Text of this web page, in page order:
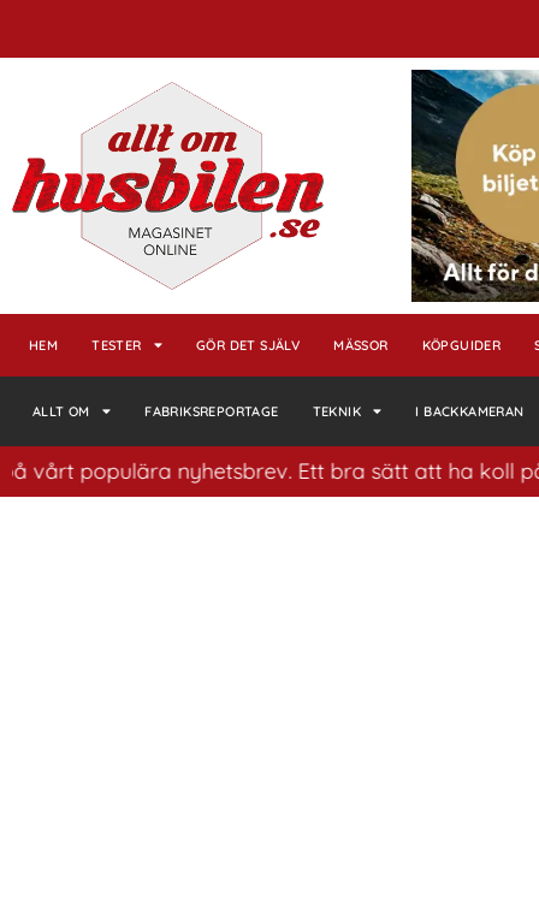
HEM TESTER GÖR DET SJÄLV MÄSSOR KÖPGUIDER
ALLT OM FABRIKSREPORTAGE TEKNIK I BACKKAMERAN
nyhetsbrev. Ett bra sätt att ha koll på